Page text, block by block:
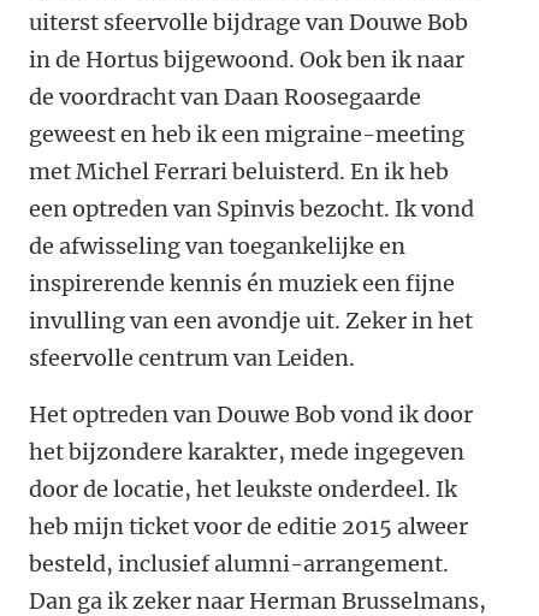
uiterst sfeervolle bijdrage van Douwe Bob
in de Hortus bijgewoond. Ook ben ik naar
de voordracht van Daan Roosegaarde
geweest en heb ik een migraine-meeting
met Michel Ferrari beluisterd. En ik heb
een optreden van Spinvis bezocht. Ik vond
de afwisseling van toegankelijke en
inspirerende kennis én muziek een fijne
invulling van een avondje uit. Zeker in het
sfeervolle centrum van Leiden.
Het optreden van Douwe Bob vond ik door
het bijzondere karakter, mede ingegeven
door de locatie, het leukste onderdeel. Ik
heb mijn ticket voor de editie 2015 alweer
besteld, inclusief alumni-arrangement.
Dan ga ik zeker naar Herman Brusselmans,